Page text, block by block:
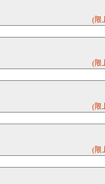
(限
(限
(限
(限